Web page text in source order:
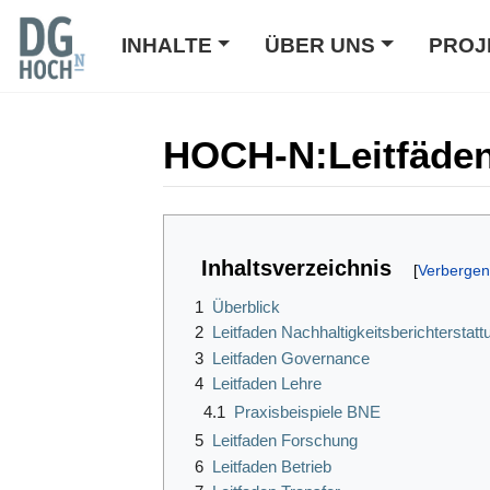
INHALTE ÜBER UNS
HOCH-N:
Wechseln zu:Navigation,Suche
Inhaltsverzeichnis
1 Überblick
2 Leitfaden
3 Leitfaden Governance
4 Leitfaden Lehre
4.1 Praxisbeispiele BNE
5 Leitfaden Forschung
6 Leitfaden Betrieb